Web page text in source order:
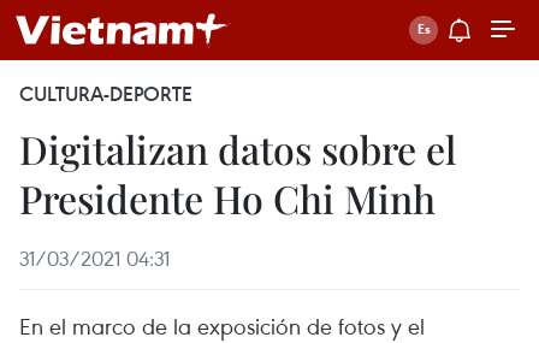
CULTURA-DEPORTE
Digitalizan datos sobre el
Presidente Ho Chi Minh
31/03/2021 04:31
En el marco de la exposición de fotos y el